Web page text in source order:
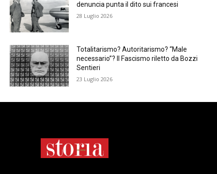
denuncia punta il dito sui francesi
28 Luglio 2026
Totalitarismo? Autoritarismo? “Male
necessario”? Il Fascismo riletto da Bozzi
Sentieri
23 Luglio 2026